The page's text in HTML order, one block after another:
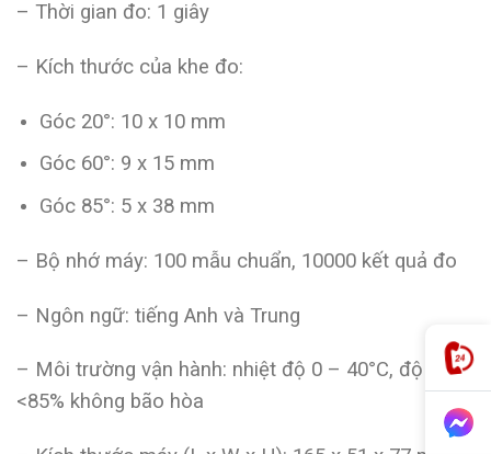
– Thời gian đo: 1 giây
– Kích thước của khe đo:
Góc 20°: 10 x 10 mm
Góc 60°: 9 x 15 mm
Góc 85°: 5 x 38 mm
– Bộ nhớ máy: 100 mẫu chuẩn, 10000 kết quả đo
– Ngôn ngữ: tiếng Anh và Trung
– Môi trường vận hành: nhiệt độ 0 – 40°C, độ ẩm
<85% không bão hòa